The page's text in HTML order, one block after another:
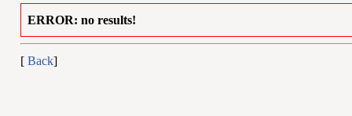
ERROR: no results!
[ Back]